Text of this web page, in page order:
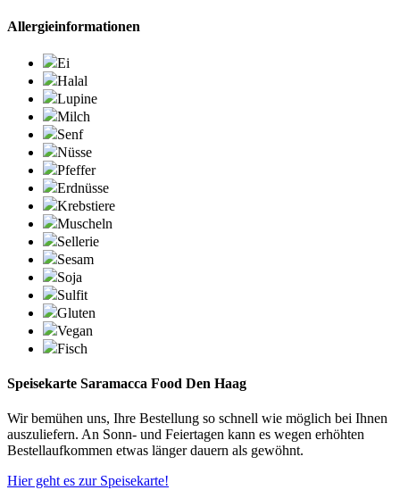
Allergieinformationen
Ei
Halal
Lupine
Milch
Senf
Nüsse
Pfeffer
Erdnüsse
Krebstiere
Muscheln
Sellerie
Sesam
Soja
Sulfit
Gluten
Vegan
Fisch
Speisekarte Saramacca Food Den Haag
Wir bemühen uns, Ihre Bestellung so schnell wie möglich bei Ihnen
auszuliefern. An Sonn- und Feiertagen kann es wegen erhöhten
Bestellaufkommen etwas länger dauern als gewöhnt.
Hier geht es zur Speisekarte!